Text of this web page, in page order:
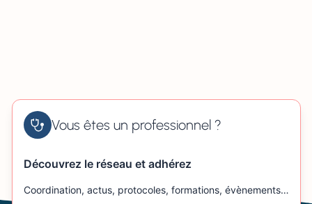
Vous êtes un professionnel ?
Découvrez le réseau et adhérez
Coordination, actus, protocoles, formations, évènements…